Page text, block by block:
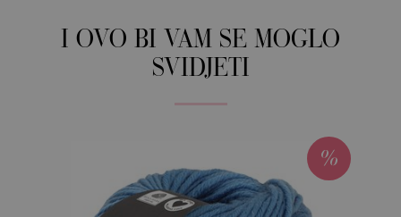
I OVO BI VAM SE MOGLO
SVIDJETI